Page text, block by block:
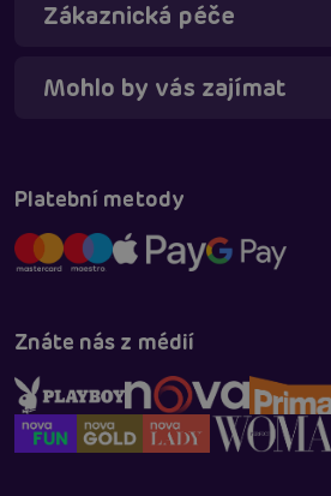
Zákaznická péče
Mohlo by vás zajímat
Platební metody
Znáte nás z médií